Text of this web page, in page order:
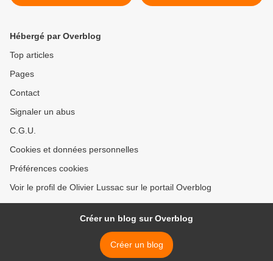
de la performance et de la
Hébergé par Overblog
Top articles
Pages
Contact
Signaler un abus
C.G.U.
Cookies et données personnelles
Préférences cookies
Voir le profil de Olivier Lussac sur le portail Overblog
Créer un blog sur Overblog
Créer un blog